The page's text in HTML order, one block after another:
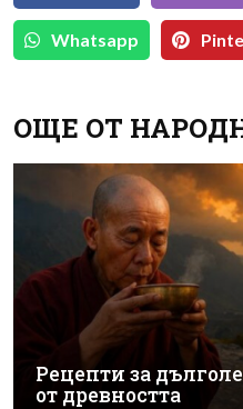
Whatsapp
ОЩЕ ОТ
Рецепти за
от древността